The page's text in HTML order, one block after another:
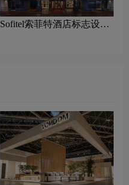
Sofitel索菲特酒店标志设计